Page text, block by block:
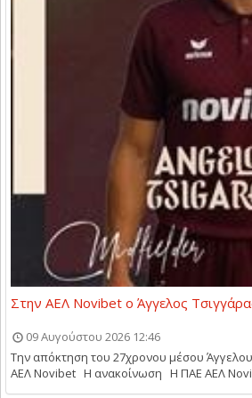
Στην ΑΕΛ Novibet ο Άγγελος
09 Αυγούστου 2026 12:46
Την απόκτηση του 27χρονου μέσου
ΑΕΛ Novibet Η ανακοίνωση Η ΠΑΕ ΑΕΛ